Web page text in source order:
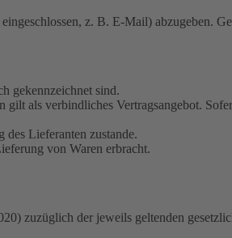
z. B. E-Mail) abzugeben.
gekennzeichnet sind.
als verbindliches Vertragsangebot.
Lieferanten zustande.
von Waren erbracht.
zuzüglich der jeweils geltenden